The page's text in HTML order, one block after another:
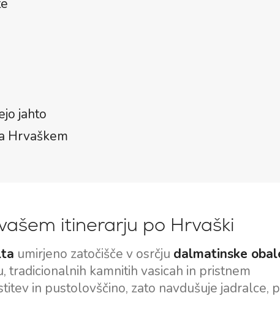
jahto
Hrvaškem
itinerarju po Hrvaški
umirjeno zatočišče v osrčju dalmatinske
tradicionalnih kamnitih vasicah in pristnem
in pustolovščino, zato navdušuje jadralce,